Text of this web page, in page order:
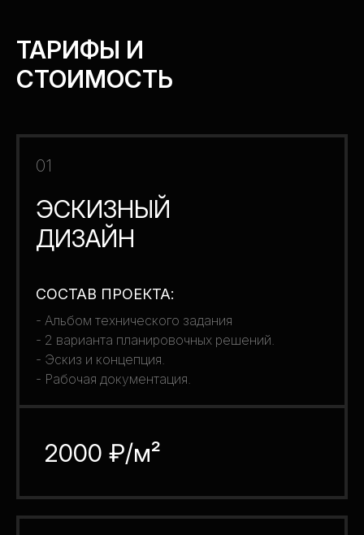
ТАРИФЫ И
СТОИМОСТЬ
01
ЭСКИЗНЫЙ
ДИЗАЙН
СОСТАВ ПРОЕКТА:
- Альбом технического задания
- 2 варианта планировочных решений.
- Эскиз и концепция.
- Рабочая документация.
2000 ₽/м²